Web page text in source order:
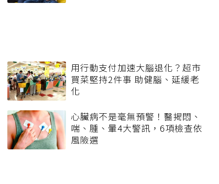
用行動支付加速大腦退化？超市
買菜堅持2件事 助健腦、延緩老
化
心臟病不是毫無預警！醫揭悶、
喘、腫、暈4大警訊，6項檢查依
風險選